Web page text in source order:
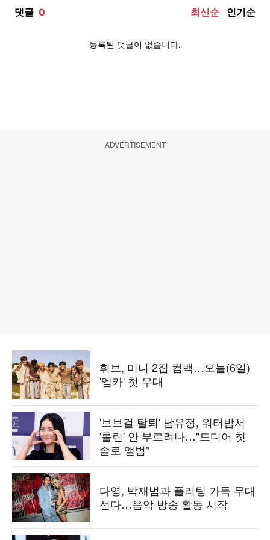
ADVERTISEMENT
휘브, 미니 2집 컴백…오늘(6일)
'엠카' 첫 무대
'브브걸 탈퇴' 남유정, 워터밤서
'롤린' 안 부르려나…"드디어 첫
솔로 앨범"
다영, 박재범과 플러팅 가득 무대
선다…음악 방송 활동 시작